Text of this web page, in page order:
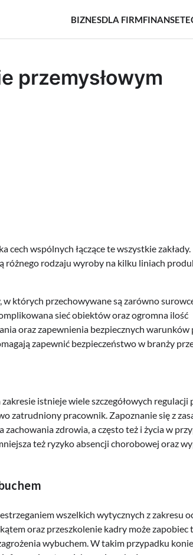
BIZNESDLA FIRMFINANSE
przemysłowym
cech wspólnych łączące te wszystkie zakłady.
różnego rodzaju wyroby na kilku liniach
w których przechowywane są zarówno
sieć obiektów oraz ogromna ilość
oraz zapewnienia bezpiecznych warunków
zapewnić bezpieczeństwo w branży
istnieje wiele szczegółowych regulacji
zatrudniony pracownik. Zapoznanie się z
zdrowia, a często też i życia w
też ryzyko absencji chorobowej oraz
wszelkich wytycznych z zakresu
oraz przeszkolenie kadry może zapobiec
wybuchem. W takim przypadku